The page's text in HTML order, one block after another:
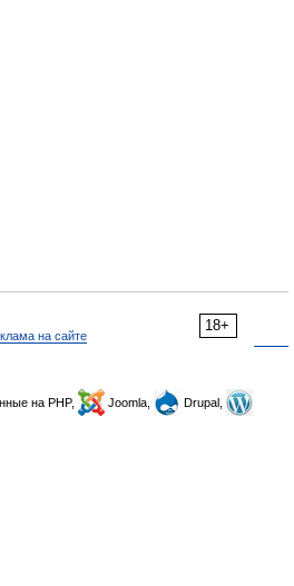
18+
на сайте
на PHP, Joomla,
Drupal,